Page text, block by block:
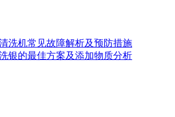
洗机常见故障解析及预防措施
银的最佳方案及添加物质分析